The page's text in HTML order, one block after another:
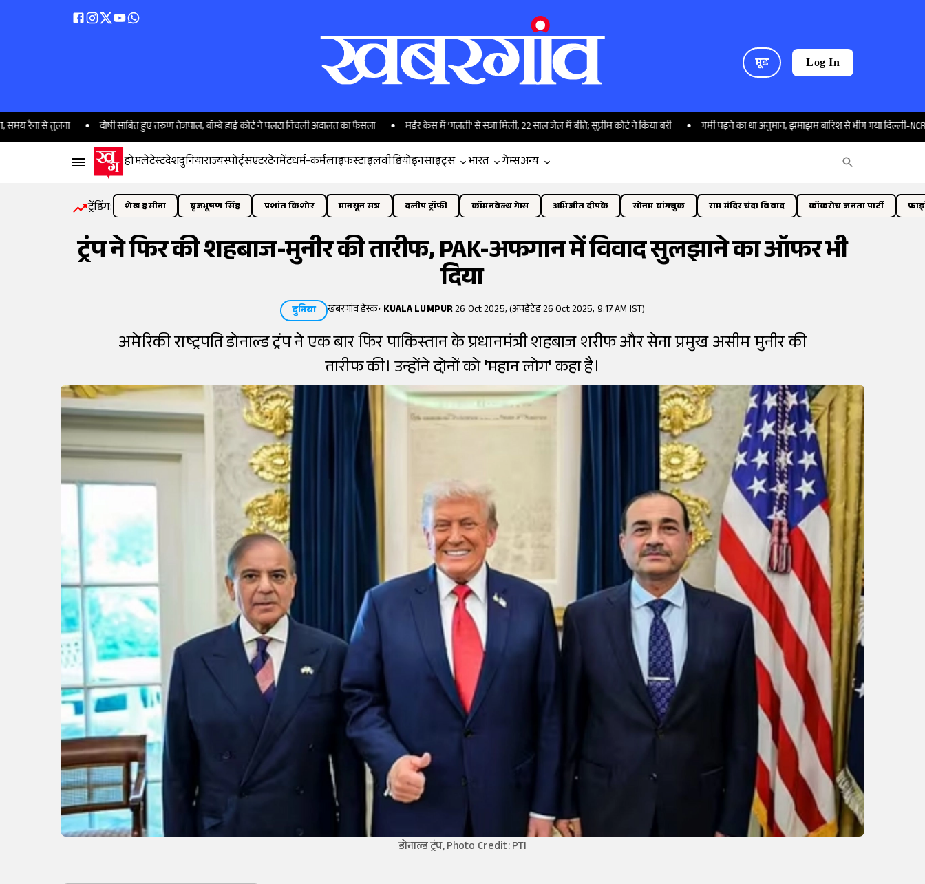
मूड Log In
तुलना दोषी साबित हुए तरुण तेजपाल, बॉम्बे हाई कोर्ट ने पलटा निचली अदालत का फैसला मर्डर केस में 'गलती' से सजा मिली, 22 साल जेल में बीते; सुप्रीम कोर्ट ने किया बरी गर्मी पड़ने का था अनुमान, झमाझम बारिश से भीग गया दिल्ली-NCR
होमलेटेस्टदेशदुनियाराज्यस्पोर्ट्सएंटरटेनमेंटधर्म-कर्मलाइफस्टाइलवीडियोइनसाइट्स भारत गेम्सअन्य
ट्रेंडिंग: शेख हसीना बृजभूषण सिंह प्रशांत किशोर मानसून सत्र दलीप ट्रॉफी कॉमनवेल्थ गेम्स अभिजीत दीपके सोनम वांगचुक राम मंदिर चंदा विवाद कॉकरोच जनता पार्टी
ट्रंप ने फिर की शहबाज-मुनीर की तारीफ, PAK-अफगान में विवाद सुलझाने का ऑफर भी
दिया
दुनिया खबरगांव डेस्क• KUALA LUMPUR26 Oct 2025, (अपडेटेड 26 Oct 2025, 9:17 AM IST)
अमेरिकी राष्ट्रपति डोनाल्ड ट्रंप ने एक बार फिर पाकिस्तान के प्रधानमंत्री शहबाज शरीफ और सेना प्रमुख असीम मुनीर की
तारीफ की। उन्होंने दो़नों को 'महान लोग' कहा है।
डोनाल्ड ट्रंप, Photo Credit: PTI